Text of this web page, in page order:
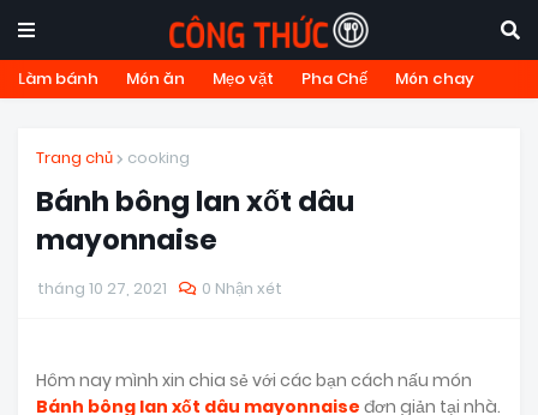
Làm bánh Món ăn Mẹo vặt Pha Chế Món chay
Trang chủ cooking
Bánh bông lan xốt dâu
mayonnaise
tháng 10 27, 2021 0 Nhận xét
Hôm nay mình xin chia sẻ với các bạn cách nấu món
Bánh bông lan xốt dâu mayonnaise đơn giản tại nhà.